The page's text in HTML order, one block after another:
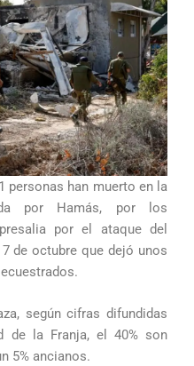
personas han muerto en la
por Hamás, por los
por el ataque del
de octubre que dejó unos
según cifras difundidas
de la Franja, el 40% son
5% ancianos.